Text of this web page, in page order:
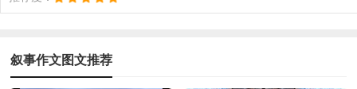
叙事作文图文推荐